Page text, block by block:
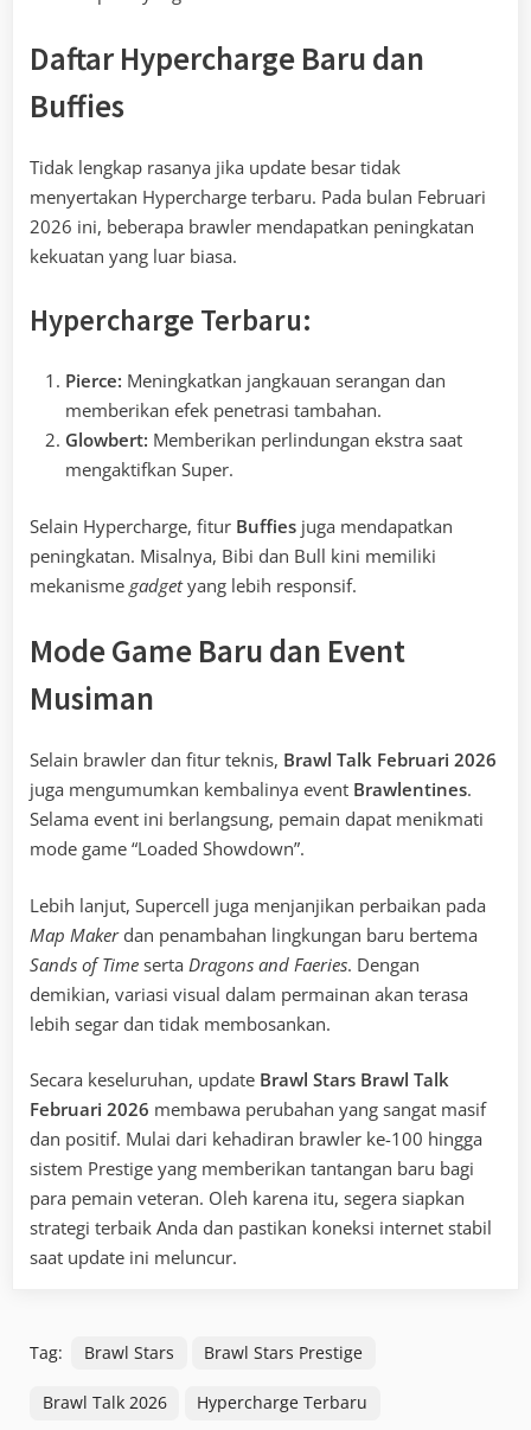
Daftar Hypercharge Baru dan
Buffies
Tidak lengkap rasanya jika update besar tidak
menyertakan Hypercharge terbaru. Pada bulan Februari
2026 ini, beberapa brawler mendapatkan peningkatan
kekuatan yang luar biasa.
Hypercharge Terbaru:
Pierce: Meningkatkan jangkauan serangan dan
memberikan efek penetrasi tambahan.
Glowbert: Memberikan perlindungan ekstra saat
mengaktifkan Super.
Selain Hypercharge, fitur Buffies juga mendapatkan
peningkatan. Misalnya, Bibi dan Bull kini memiliki
mekanisme gadgetyang lebih responsif.
Mode Game Baru dan Event
Musiman
Selain brawler dan fitur teknis, Brawl Talk Februari 2026
juga mengumumkan kembalinya event Brawlentines.
Selama event ini berlangsung, pemain dapat menikmati
mode game “Loaded Showdown”.
Lebih lanjut, Supercell juga menjanjikan perbaikan pada
Map Makerdan penambahan lingkungan baru bertema
Sands of Time serta Dragons and Faeries. Dengan
demikian, variasi visual dalam permainan akan terasa
lebih segar dan tidak membosankan.
Secara keseluruhan, update Brawl Stars Brawl Talk
Februari 2026 membawa perubahan yang sangat masif
dan positif. Mulai dari kehadiran brawler ke-100 hingga
sistem Prestige yang memberikan tantangan baru bagi
para pemain veteran. Oleh karena itu, segera siapkan
strategi terbaik Anda dan pastikan koneksi internet stabil
saat update ini meluncur.
Tag: Brawl Stars Brawl Stars Prestige
Brawl Talk 2026 Hypercharge Terbaru